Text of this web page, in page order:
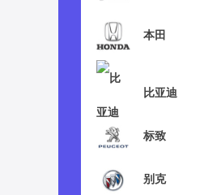
本田
比亚迪
标致
别克